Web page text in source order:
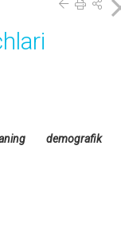
demografik